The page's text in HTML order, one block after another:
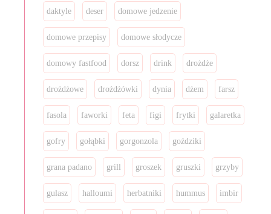
daktyle deser domowe jedzenie
domowe przepisy domowe słodycze
domowy fastfood dorsz drink drożdże
drożdżowe drożdżówki dynia dżem farsz
fasola faworki feta figi frytki galaretka
gofry gołąbki gorgonzola goździki
grana padano grill groszek gruszki grzyby
gulasz halloumi herbatniki hummus imbir